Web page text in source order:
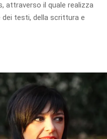
attraverso il quale realizza
testi, della scrittura e